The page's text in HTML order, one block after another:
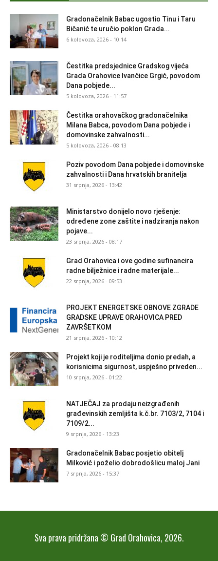
Gradonačelnik Babac ugostio Tinu i Taru
Bičanić te uručio poklon Grada...
6 kolovoza, 2026 - 10:14
Čestitka predsjednice Gradskog vijeća
Grada Orahovice Ivančice Grgić, povodom
Dana pobjede...
5 kolovoza, 2026 - 11:57
Čestitka orahovačkog gradonačelnika
Milana Babca, povodom Dana pobjede i
domovinske zahvalnosti...
5 kolovoza, 2026 - 08:13
Poziv povodom Dana pobjede i domovinske
zahvalnosti i Dana hrvatskih branitelja
31 srpnja, 2026 - 13:42
Ministarstvo donijelo novo rješenje:
određene zone zaštite i nadziranja nakon
pojave...
23 srpnja, 2026 - 08:17
Grad Orahovica i ove godine sufinancira
radne bilježnice i radne materijale...
22 srpnja, 2026 - 09:53
PROJEKT ENERGETSKE OBNOVE ZGRADE
GRADSKE UPRAVE ORAHOVICA PRED
ZAVRŠETKOM
21 srpnja, 2026 - 10:12
Projekt koji je roditeljima donio predah, a
korisnicima sigurnost, uspješno priveden...
10 srpnja, 2026 - 01:22
NATJEČAJ za prodaju neizgrađenih
građevinskih zemljišta k.č.br. 7103/2, 7104 i
7109/2...
9 srpnja, 2026 - 13:23
Gradonačelnik Babac posjetio obitelj
Milković i poželio dobrodošlicu maloj Jani
7 srpnja, 2026 - 15:37
Sva prava pridržana © Grad Orahovica, 2026.